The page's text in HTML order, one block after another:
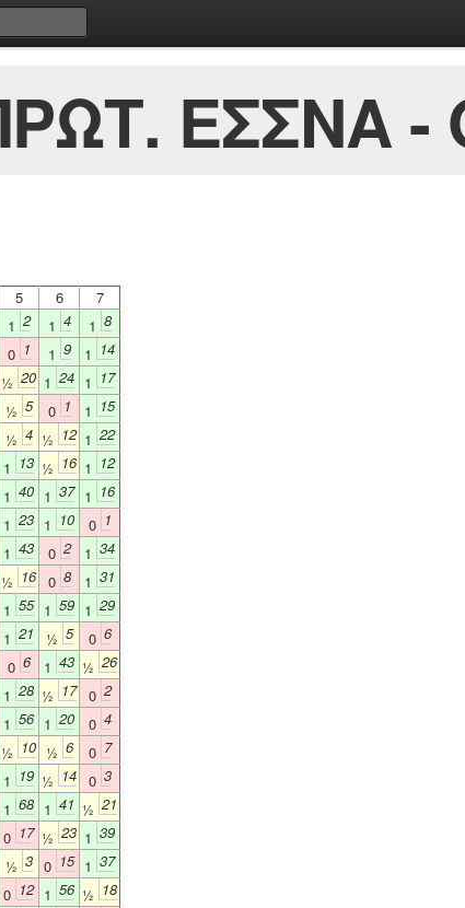
ΕΣΣΝΑ -
5 6
7
1 2 1 4 1 8
0 1 1 9 1 14
½ 20 1 24 1 17
½ 5 0 1 1 15
½ 4 ½ 12 1 22
1 13 ½ 16 1 12
1 40 1 37 1 16
1 23 1 10 0 1
1 43 0 2 1 34
½ 16 0 8 1 31
1 55 1 59 1 29
1 21 ½ 5 0 6
0 6 1 43 ½ 26
1 28 ½ 17 0 2
1 56 1 20 0 4
½ 10 ½ 6 0 7
1 19 ½ 14 0 3
1 68 1 41 ½ 21
0 17 ½ 23 1 39
½ 3 0 15 1 37
0 12 1 56 ½ 18